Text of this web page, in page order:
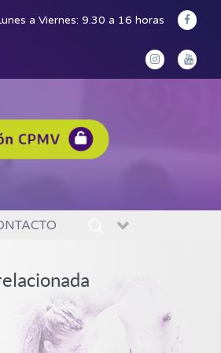
a Viernes: 9.30 a 16 horas